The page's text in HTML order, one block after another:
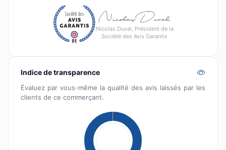
Nicolas Duval, Président de la
Société des Avis Garantis
Indice de transparence
Évaluez par vous-même la qualité des avis laissés par les
clients de ce commerçant.